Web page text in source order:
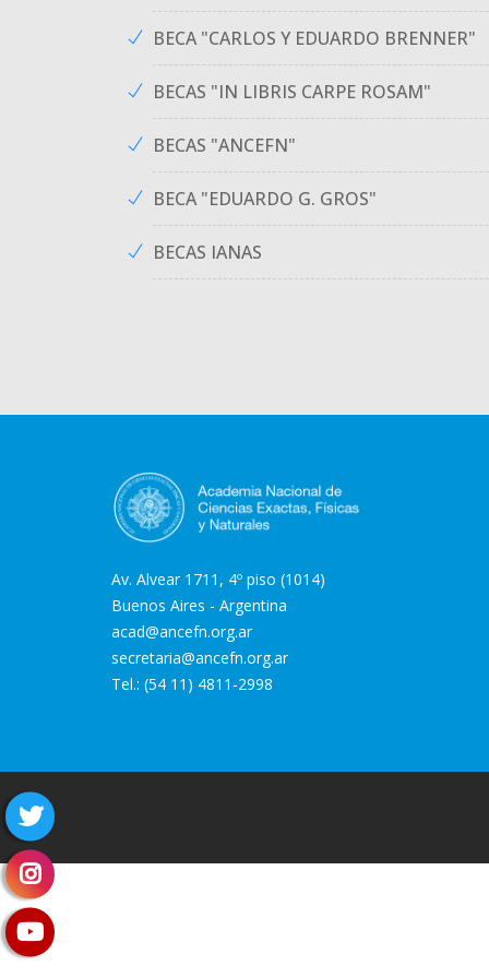
BECA "CARLOS Y EDUARDO BRENNER"
BECAS "IN LIBRIS CARPE ROSAM"
BECAS "ANCEFN"
BECA "EDUARDO G. GROS"
BECAS IANAS
Av. Alvear 1711, 4º piso (1014)
Buenos Aires - Argentina
acad@ancefn.org.ar
secretaria@ancefn.org.ar
Tel.: (54 11) 4811-2998